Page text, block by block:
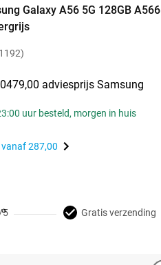
Galaxy A56 5G 128GB A566
479,00 adviesprijs Samsung
uur besteld, morgen in huis
287,00
5 Gratis verzending